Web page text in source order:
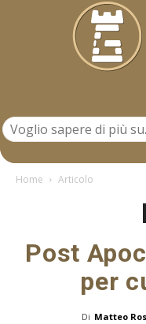
Home Articolo
Post
per
Di Matteo